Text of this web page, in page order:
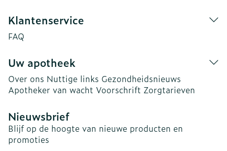
Klantenservice
FAQ
Uw apotheek
Over ons Nuttige links Gezondheidsnieuws
Apotheker van wacht Voorschrift Zorgtarieven
Nieuwsbrief
Blijf op de hoogte van nieuwe producten en
promoties